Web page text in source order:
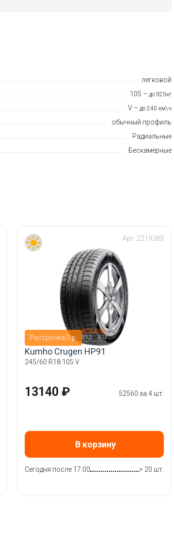
легковой
105 – до 925кг
V – до 240 км\ч
обычный профиль
Радиальные
Бескамерные
Рассрочка 0 р.
Арт: 2219383
Kumho Crugen HP91
245/60 R18 105 V
13140 ₽ 52560 за 4 шт.
В корзину
Сегодня после 17:00 > 20 шт.